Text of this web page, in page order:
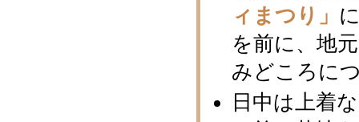
ィまつり」
を前に、地
みどころに
日中は上着